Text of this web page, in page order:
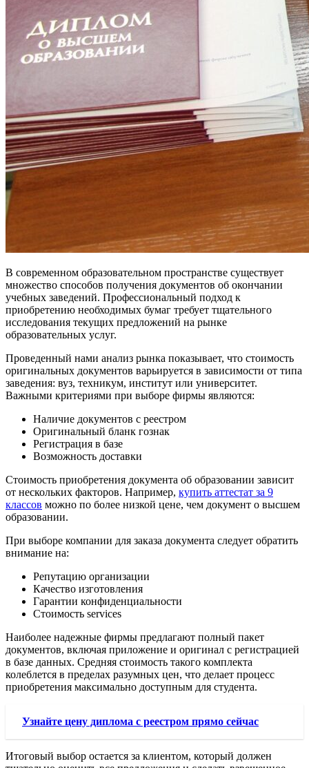
В современном образовательном пространстве существует
множество способов получения документов об окончании
учебных заведений. Профессиональный подход к
приобретению необходимых бумаг требует тщательного
исследования текущих предложений на рынке
образовательных услуг.
Проведенный нами анализ рынка показывает, что стоимость
оригинальных документов варьируется в зависимости от типа
заведения: вуз, техникум, институт или университет.
Важными критериями при выборе фирмы являются:
Наличие документов с реестром
Оригинальный бланк гознак
Регистрация в базе
Возможность доставки
Стоимость приобретения документа об образовании зависит
от нескольких факторов. Например, купить аттестат за 9
классов можно по более низкой цене, чем документ о высшем
образовании.
При выборе компании для заказа документа следует обратить
внимание на:
Репутацию организации
Качество изготовления
Гарантии конфиденциальности
Стоимость services
Наиболее надежные фирмы предлагают полный пакет
документов, включая приложение и оригинал с регистрацией
в базе данных. Средняя стоимость такого комплекта
колеблется в пределах разумных цен, что делает процесс
приобретения максимально доступным для студента.
Узнайте цену диплома с реестром прямо сейчас
Итоговый выбор остается за клиентом, который должен